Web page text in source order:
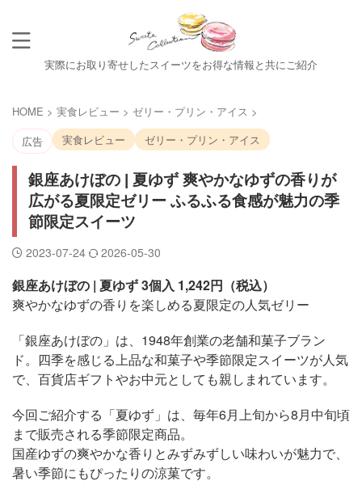
実際にお取り寄せしたスイーツをお得な情報と共にご紹介
HOME > 実食レビュー > ゼリー・プリン・アイス >
広告
実食レビュー ゼリー・プリン・アイス
銀座あけぼの | 夏ゆず 爽やかなゆずの香りが
広がる夏限定ゼリー ふるふる食感が魅力の季
節限定スイーツ
2023-07-24 2026-05-30
銀座あけぼの | 夏ゆず 3個入 1,242円（税込）
爽やかなゆずの香りを楽しめる夏限定の人気ゼリー
「銀座あけぼの」は、1948年創業の老舗和菓子ブラン
ド。四季を感じる上品な和菓子や季節限定スイーツが人気
で、百貨店ギフトやお中元としても親しまれています。
今回ご紹介する「夏ゆず」は、毎年6月上旬から8月中旬頃
まで販売される季節限定商品。
国産ゆずの爽やかな香りとみずみずしい味わいが魅力で、
暑い季節にもぴったりの涼菓です。